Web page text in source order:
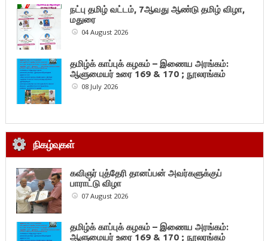
நட்பு தமிழ் வட்டம், 7ஆவது ஆண்டு தமிழ் விழா,
மதுரை
04 August 2026
தமிழ்க் காப்புக் கழகம் – இணைய அரங்கம்:
ஆளுமையர் உரை 169 & 170 ; நூலரங்கம்
08 July 2026
நிகழ்வுகள்
கவிஞர் புத்தேரி தானப்பன் அவர்களுக்குப்
பாராட்டு விழா
07 August 2026
தமிழ்க் காப்புக் கழகம் – இணைய அரங்கம்:
ஆளுமையர் உரை 169 & 170 ; நூலரங்கம்